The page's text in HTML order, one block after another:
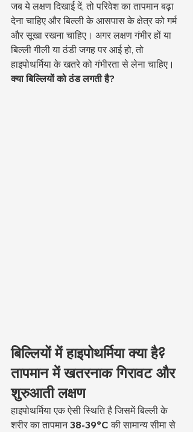
जब ये लक्षण दिखाई दें, तो परिवेश का तापमान बढ़ा
देना चाहिए और बिल्ली के आसपास के क्षेत्र को गर्म
और सूखा रखना चाहिए। अगर लक्षण गंभीर हों या
बिल्ली गीली या ठंडी जगह पर आई हो, तो
हाइपोथर्मिया के खतरे को गंभीरता से लेना चाहिए।
क्या बिल्लियों को ठंड लगती है?
बिल्लियों में हाइपोथर्मिया क्या है?
तापमान में खतरनाक गिरावट और
शुरुआती लक्षण
हाइपोथर्मिया एक ऐसी स्थिति है जिसमें बिल्ली के
शरीर का तापमान 38-39°C की सामान्य सीमा से